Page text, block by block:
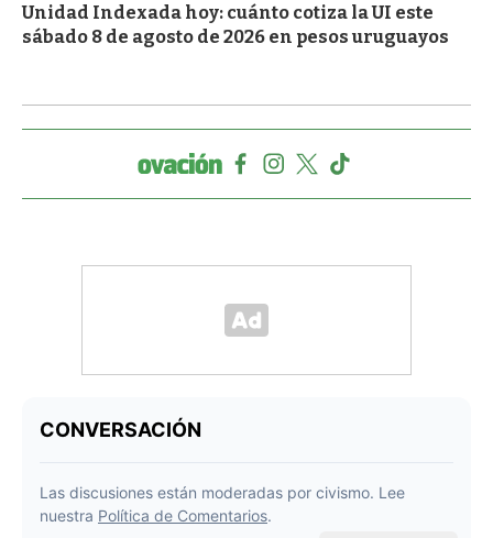
Unidad Indexada hoy: cuánto cotiza la UI este
sábado 8 de agosto de 2026 en pesos uruguayos